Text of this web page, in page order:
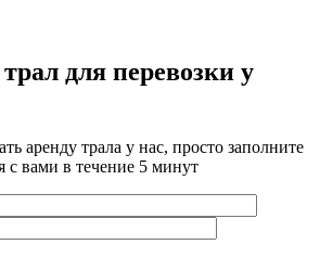
для перевозки у
аренду трала у нас, просто заполните
вами в течение 5 минут